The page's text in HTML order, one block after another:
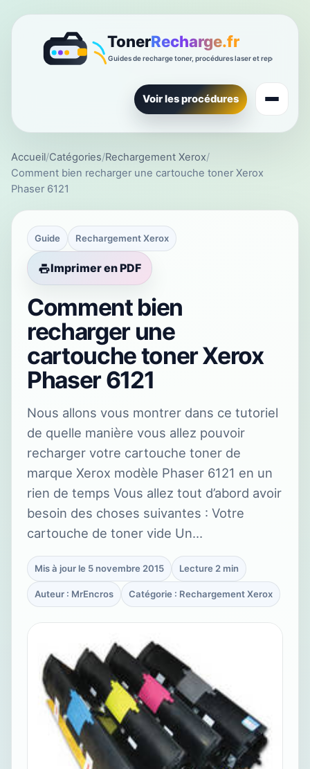
Voir les procédures
Accueil/Catégories/Rechargement Xerox/
Comment bien recharger une cartouche toner Xerox
Phaser 6121
Guide Rechargement Xerox
Imprimer en PDF
Comment bien
recharger une
cartouche toner Xerox
Phaser 6121
Nous allons vous montrer dans ce tutoriel
de quelle manière vous allez pouvoir
recharger votre cartouche toner de
marque Xerox modèle Phaser 6121 en un
rien de temps Vous allez tout d’abord avoir
besoin des choses suivantes : Votre
cartouche de toner vide Un…
Mis à jour le 5 novembre 2015 Lecture 2 min
Auteur : MrEncros Catégorie : Rechargement Xerox